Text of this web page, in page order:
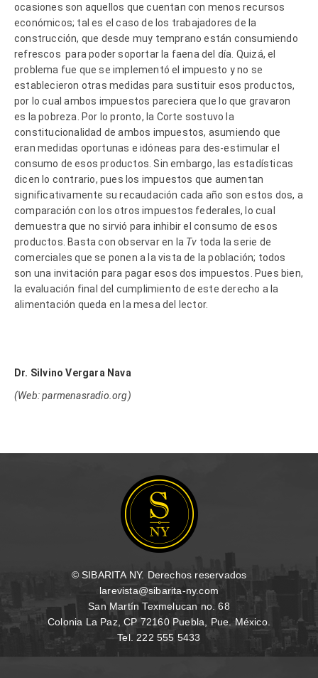
ocasiones son aquellos que cuentan con menos recursos
económicos; tal es el caso de los trabajadores de la
construcción, que desde muy temprano están consumiendo
refrescos para poder soportar la faena del día. Quizá, el
problema fue que se implementó el impuesto y no se
establecieron otras medidas para sustituir esos productos,
por lo cual ambos impuestos pareciera que lo que gravaron
es la pobreza. Por lo pronto, la Corte sostuvo la
constitucionalidad de ambos impuestos, asumiendo que
eran medidas oportunas e idóneas para des-estimular el
consumo de esos productos. Sin embargo, las estadísticas
dicen lo contrario, pues los impuestos que aumentan
significativamente su recaudación cada año son estos dos, a
comparación con los otros impuestos federales, lo cual
demuestra que no sirvió para inhibir el consumo de esos
productos. Basta con observar en la Tv toda la serie de
comerciales que se ponen a la vista de la población; todos
son una invitación para pagar esos dos impuestos. Pues bien,
la evaluación final del cumplimiento de este derecho a la
alimentación queda en la mesa del lector.
Dr. Silvino Vergara Nava
(Web: parmenasradio.org)
© SIBARITA NY. Derechos reservados
larevista@sibarita-ny.com
San Martín Texmelucan no. 68
Colonia La Paz, CP 72160 Puebla, Pue. México.
Tel. 222 555 5433